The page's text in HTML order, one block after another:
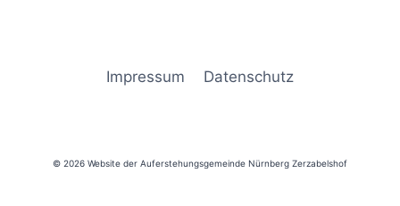
Impressum Datenschutz
© 2026 Website der Auferstehungsgemeinde Nürnberg Zerzabelshof